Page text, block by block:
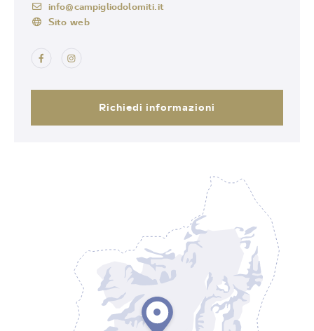
info@campigliodolomiti.it
Sito web
Richiedi informazioni